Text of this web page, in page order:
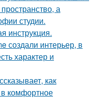
а
студии.
инструкция.
создали интерьер, в
характер и
как
комфортное